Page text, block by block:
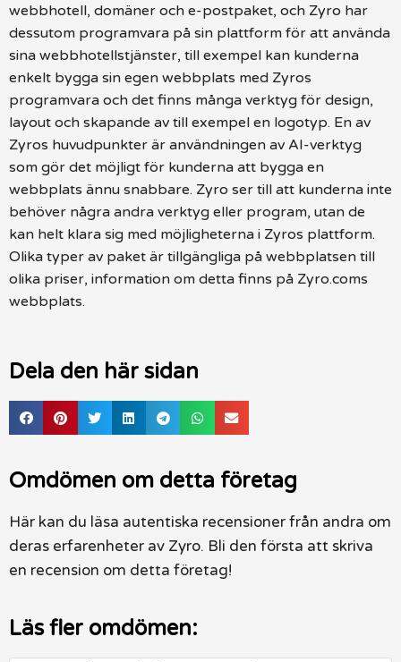
webbhotell, domäner och e-postpaket, och Zyro har
dessutom programvara på sin plattform för att använda
sina webbhotellstjänster, till exempel kan kunderna
enkelt bygga sin egen webbplats med Zyros
programvara och det finns många verktyg för design,
layout och skapande av till exempel en logotyp. En av
Zyros huvudpunkter är användningen av AI-verktyg
som gör det möjligt för kunderna att bygga en
webbplats ännu snabbare. Zyro ser till att kunderna inte
behöver några andra verktyg eller program, utan de
kan helt klara sig med möjligheterna i Zyros plattform.
Olika typer av paket är tillgängliga på webbplatsen till
olika priser, information om detta finns på Zyro.coms
webbplats.
Dela den här sidan
Omdömen om detta företag
Här kan du läsa autentiska recensioner från andra om
deras erfarenheter av Zyro. Bli den första att skriva
en recension om detta företag!
Läs fler omdömen: